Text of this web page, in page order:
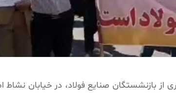
ماه، شماری از بازنشستگان صنایع فولاد، در خیابان